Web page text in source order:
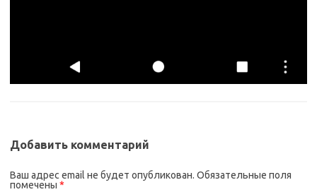
Добавить комментарий
Ваш адрес email не будет опубликован. Обязательные поля
помечены *